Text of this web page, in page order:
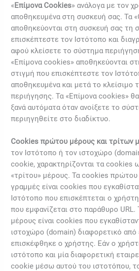
«Επίμονα Cookies» ανάλογα με τον
αποθηκευμένα στη συσκευή σας. Τα
αποθηκεύονται στη συσκευή σας τη
επισκέπτεστε τον Ιστότοπο και
αφού κλείσετε το σύστημα
«Επίμονα cookies» αποθηκεύονται
στιγμή που επισκέπτεστε τον
αποθηκευμένα και μετά το κλείσιμο
περιήγησης. Τα «Επίμονα cookies»
ξανά αυτόματα όταν ανοίξετε το
περιηγηθείτε στο διαδίκτυο.
Cookies πρώτου μέρους και τρίτων
τον Ιστότοπο ή τον ιστοχώρο
cookie, χαρακτηρίζονται τα cookies
«τρίτου» μέρους. Τα cookies πρώτου
γραμμές είναι cookies που
Ιστότοπο που επισκέπτεται ο
που εμφανίζεται στο παράθυρο
μέρους είναι cookies που
ιστοχώρο (domain) διαφορετικό από
επισκέφθηκε ο χρήστης. Εάν ο
ιστότοπο και μία διαφορετική
cookie μέσω αυτού του ιστοτόπου,